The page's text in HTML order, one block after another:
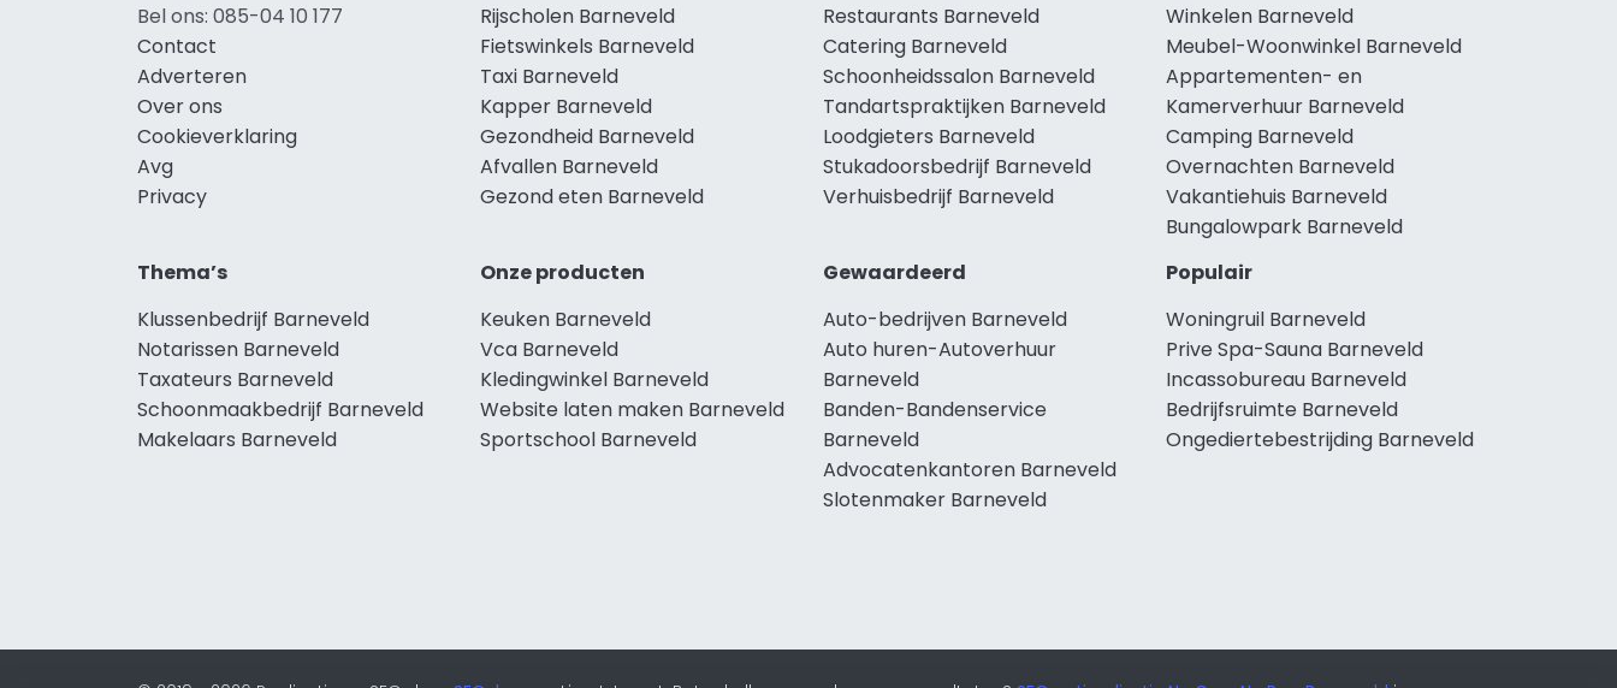
Bel ons: 085-04 10 177
Contact
Adverteren
Over ons
Cookieverklaring
Avg
Privacy
Rijscholen Barneveld
Fietswinkels Barneveld
Taxi Barneveld
Kapper Barneveld
Gezondheid Barneveld
Afvallen Barneveld
Gezond eten Barneveld
Restaurants Barneveld
Catering Barneveld
Schoonheidssalon Barneveld
Tandartspraktijken Barneveld
Loodgieters Barneveld
Stukadoorsbedrijf Barneveld
Verhuisbedrijf Barneveld
Winkelen Barneveld
Meubel-Woonwinkel Barneveld
Appartementen- en
Kamerverhuur Barneveld
Camping Barneveld
Overnachten Barneveld
Vakantiehuis Barneveld
Bungalowpark Barneveld
Thema’s
Klussenbedrijf Barneveld
Notarissen Barneveld
Taxateurs Barneveld
Schoonmaakbedrijf Barneveld
Makelaars Barneveld
Onze producten
Keuken Barneveld
Vca Barneveld
Kledingwinkel Barneveld
Website laten maken Barneveld
Sportschool Barneveld
Gewaardeerd
Auto-bedrijven Barneveld
Auto huren-Autoverhuur
Barneveld
Banden-Bandenservice
Barneveld
Advocatenkantoren Barneveld
Slotenmaker Barneveld
Populair
Woningruil Barneveld
Prive Spa-Sauna Barneveld
Incassobureau Barneveld
Bedrijfsruimte Barneveld
Ongediertebestrijding Barneveld